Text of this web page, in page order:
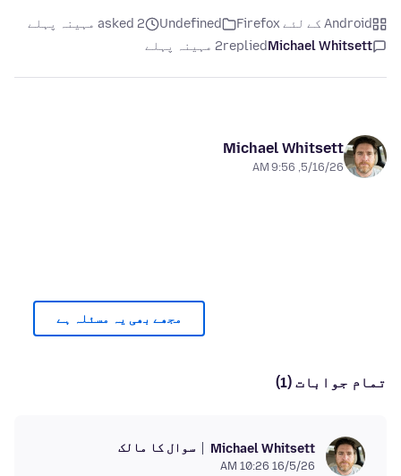
Android کے لئے Firefox Undefined
asked 2 مہینہ پہلے
Michael Whitsett
replied2 مہینہ پہلے
Michael Whitsett
5/16/26, 9:56 AM
مجھے بھی یہ مسئلہ ہے
تمام جوابات (1)
Michael Whitsett سوال کا مالک
16/5/26 10:26 AM